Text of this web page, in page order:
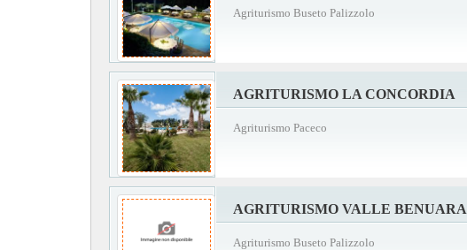
Agriturismo Buseto Palizzolo
AGRITURISMO LA CONCORDIA
Agriturismo Paceco
AGRITURISMO VALLE BENUARA
Agriturismo Buseto Palizzolo